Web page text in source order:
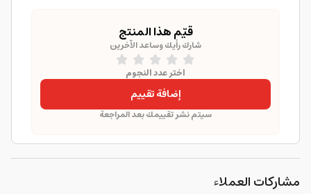
قيّم هذا المنتج
شارك رأيك وساعد الآخرين
اختر عدد النجوم
إضافة تقييم
سيتم نشر تقييمك بعد المراجعة
مشاركات العملاء